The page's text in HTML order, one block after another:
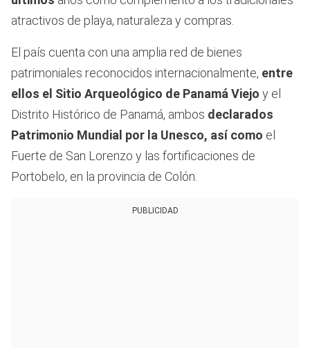
atractivos de playa, naturaleza y compras.
El país cuenta con una amplia red de bienes
patrimoniales reconocidos internacionalmente, entre
ellos el Sitio Arqueológico de Panamá Viejo y el
Distrito Histórico de Panamá, ambos declarados
Patrimonio Mundial por la Unesco, así como el
Fuerte de San Lorenzo y las fortificaciones de
Portobelo, en la provincia de Colón.
PUBLICIDAD